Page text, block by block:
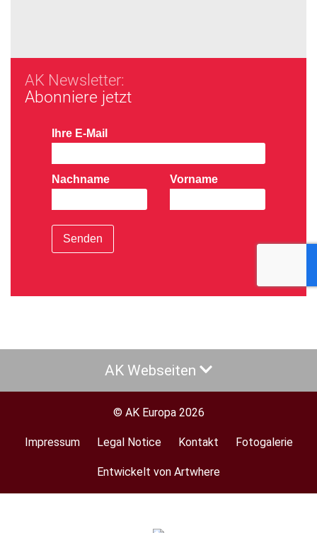
AK Newsletter:
Abonniere jetzt
Ihre E-Mail
Nachname Vorname
Senden
AK Webseiten
© AK Europa 2026
Footer
Impressum Legal Notice Kontakt Fotogalerie
Entwickelt von Artwhere